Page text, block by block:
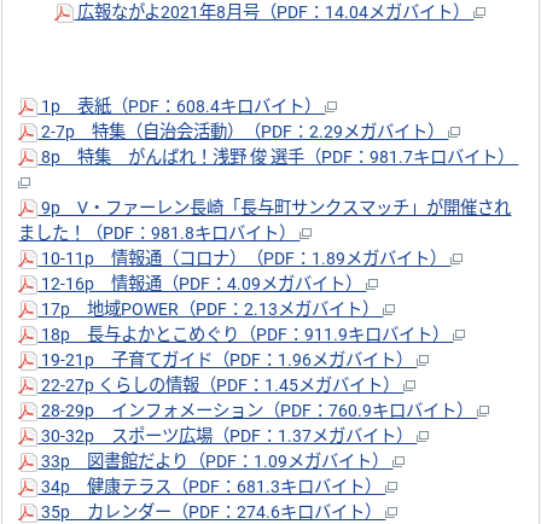
広報ながよ2021年8月号（PDF：14.04メガバイト）
1p 表紙（PDF：608.4キロバイト）
2-7p 特集（自治会活動）（PDF：2.29メガバイト）
8p 特集 がんばれ！浅野 俊 選手（PDF：981.7キロバイト）
9p V・ファーレン長崎「長与町サンクスマッチ」が開催され
ました！（PDF：981.8キロバイト）
10-11p 情報通（コロナ）（PDF：1.89メガバイト）
12-16p 情報通（PDF：4.09メガバイト）
17p 地域POWER（PDF：2.13メガバイト）
18p 長与よかとこめぐり（PDF：911.9キロバイト）
19-21p 子育てガイド（PDF：1.96メガバイト）
22-27p くらしの情報（PDF：1.45メガバイト）
28-29p インフォメーション（PDF：760.9キロバイト）
30-32p スポーツ広場（PDF：1.37メガバイト）
33p 図書館だより（PDF：1.09メガバイト）
34p 健康テラス（PDF：681.3キロバイト）
35p カレンダー（PDF：274.6キロバイト）